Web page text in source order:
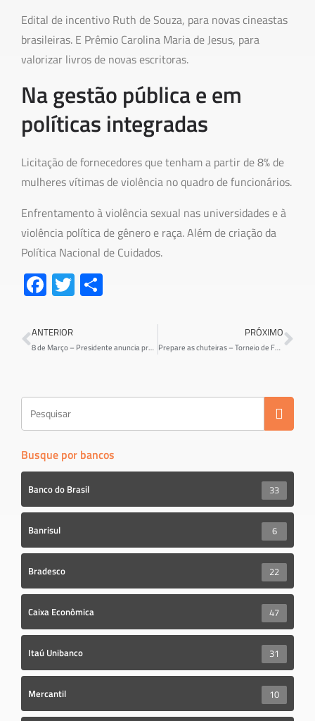
Edital de incentivo Ruth de Souza, para novas cineastas
brasileiras. E Prêmio Carolina Maria de Jesus, para
valorizar livros de novas escritoras.
Na gestão pública e em
políticas integradas
Licitação de fornecedores que tenham a partir de 8% de
mulheres vítimas de violência no quadro de funcionários.
Enfrentamento à violência sexual nas universidades e à
violência política de gênero e raça. Além de criação da
Política Nacional de Cuidados.
Fa
ce
b
o
T
wi
er e
ANTERIOR
8 de Março – Presidente anuncia projeto para igualar salários de homens e mulheres
PRÓXIMO
Prepare as chuteiras – Torneio de Futebol Suiço dos Bancários está de volta
Busque por bancos
Banco do Brasil 33
Banrisul 6
Bradesco 22
Caixa Econômica 47
Itaú Unibanco 31
Mercantil 10